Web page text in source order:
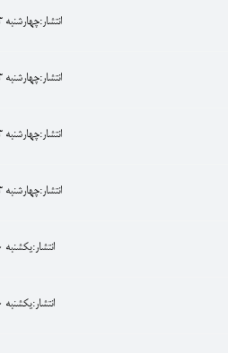
انتشار:چهارشنبه 13 آذر 1387-0:0
انتشار:چهارشنبه 13 آذر 1387-0:0
انتشار:چهارشنبه 13 آذر 1387-0:0
انتشار:چهارشنبه 13 آذر 1387-0:0
انتشار:يکشنبه 10 آذر 1387-0:0
انتشار:يکشنبه 10 آذر 1387-0:0